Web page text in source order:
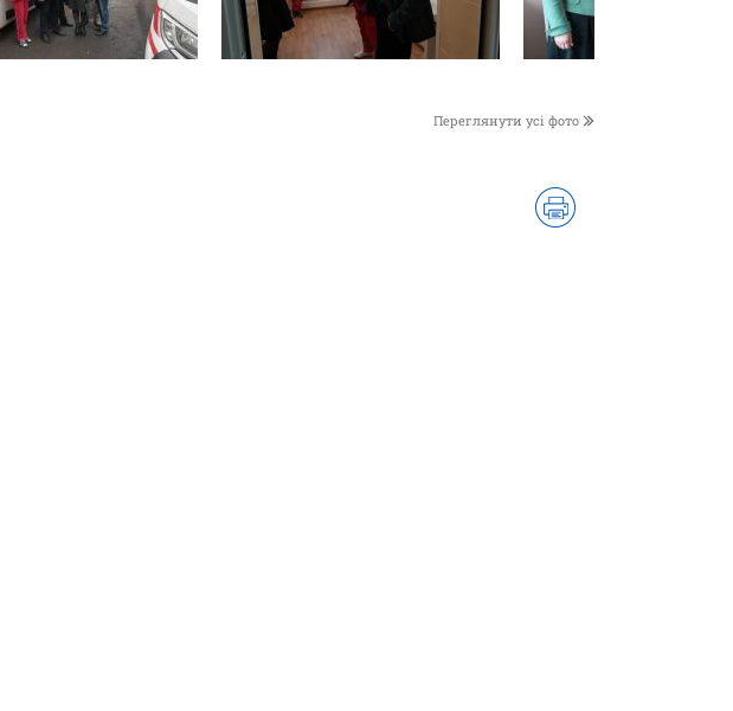
Переглянути усі фото